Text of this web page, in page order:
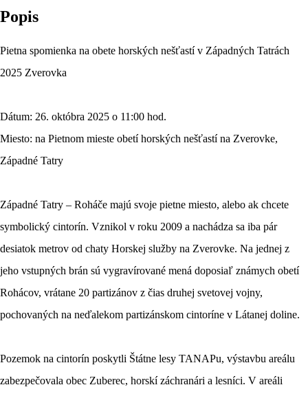
Popis
Pietna spomienka na obete horských nešťastí v Západných Tatrách
2025 Zverovka
Dátum: 26. októbra 2025 o 11:00 hod.
Miesto: na Pietnom mieste obetí horských nešťastí na Zverovke,
Západné Tatry
Západné Tatry – Roháče majú svoje pietne miesto, alebo ak chcete
symbolický cintorín. Vznikol v roku 2009 a nachádza sa iba pár
desiatok metrov od chaty Horskej služby na Zverovke. Na jednej z
jeho vstupných brán sú vygravírované mená doposiaľ známych obetí
Rohácov, vrátane 20 partizánov z čias druhej svetovej vojny,
pochovaných na neďalekom partizánskom cintoríne v Látanej doline.
Pozemok na cintorín poskytli Štátne lesy TANAPu, výstavbu areálu
zabezpečovala obec Zuberec, horskí záchranári a lesníci. V areáli